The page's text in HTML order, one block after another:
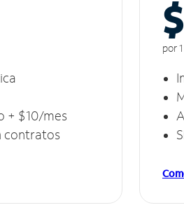
+ $10/mes
contratos
por